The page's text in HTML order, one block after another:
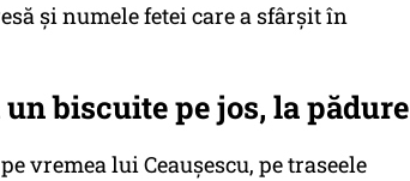
și numele fetei care a sfârșit în
biscuite pe jos, la pădure
vremea lui Ceaușescu, pe traseele